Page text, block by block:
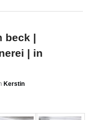
beck |
| in
Kerstin